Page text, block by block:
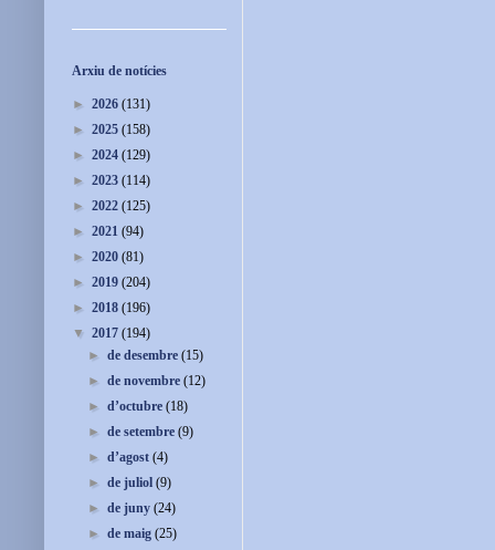
Arxiu de notícies
► 2026 (131)
► 2025 (158)
► 2024 (129)
► 2023 (114)
► 2022 (125)
► 2021 (94)
► 2020 (81)
► 2019 (204)
► 2018 (196)
▼ 2017 (194)
►de desembre(15)
►de novembre(12)
►d’octubre(18)
►de setembre(9)
►d’agost(4)
►de juliol(9)
►de juny(24)
►de maig(25)